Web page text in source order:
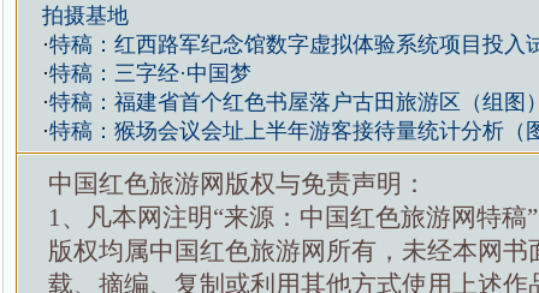
拍摄基地
·特稿：红西路军纪念馆数字虚拟体验系统项目投入
·特稿：三字经·中国梦
·特稿：福建省首个红色书屋落户古田旅游区（组图
·特稿：猴场会议会址上半年游客接待量统计分析（
中国红色旅游网版权与免责声明：
1、凡本网注明“来源：中国红色旅游网特稿
版权均属中国红色旅游网所有，未经本网书
载、摘编、复制或利用其他方式使用上述作